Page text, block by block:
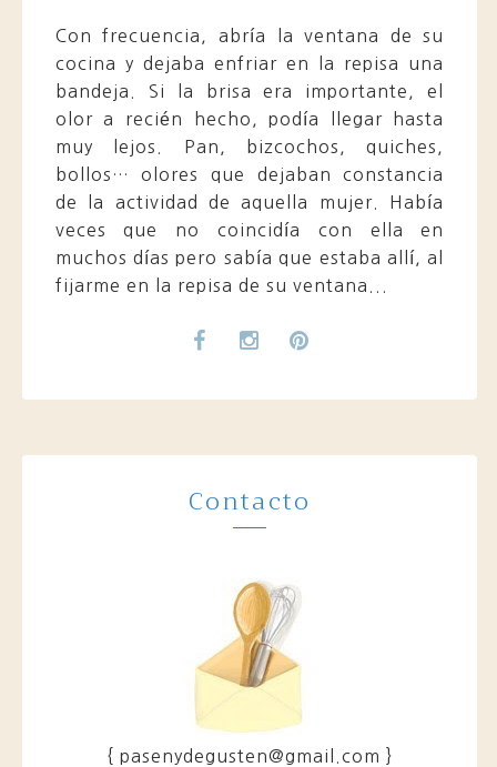
Con frecuencia, abría la ventana de su
cocina y dejaba enfriar en la repisa una
bandeja. Si la brisa era importante, el
olor a recién hecho, podía llegar hasta
muy lejos. Pan, bizcochos, quiches,
bollos… olores que dejaban constancia
de la actividad de aquella mujer. Había
veces que no coincidía con ella en
muchos días pero sabía que estaba allí, al
fijarme en la repisa de su ventana...
Contacto
{ pasenydegusten@gmail.com }